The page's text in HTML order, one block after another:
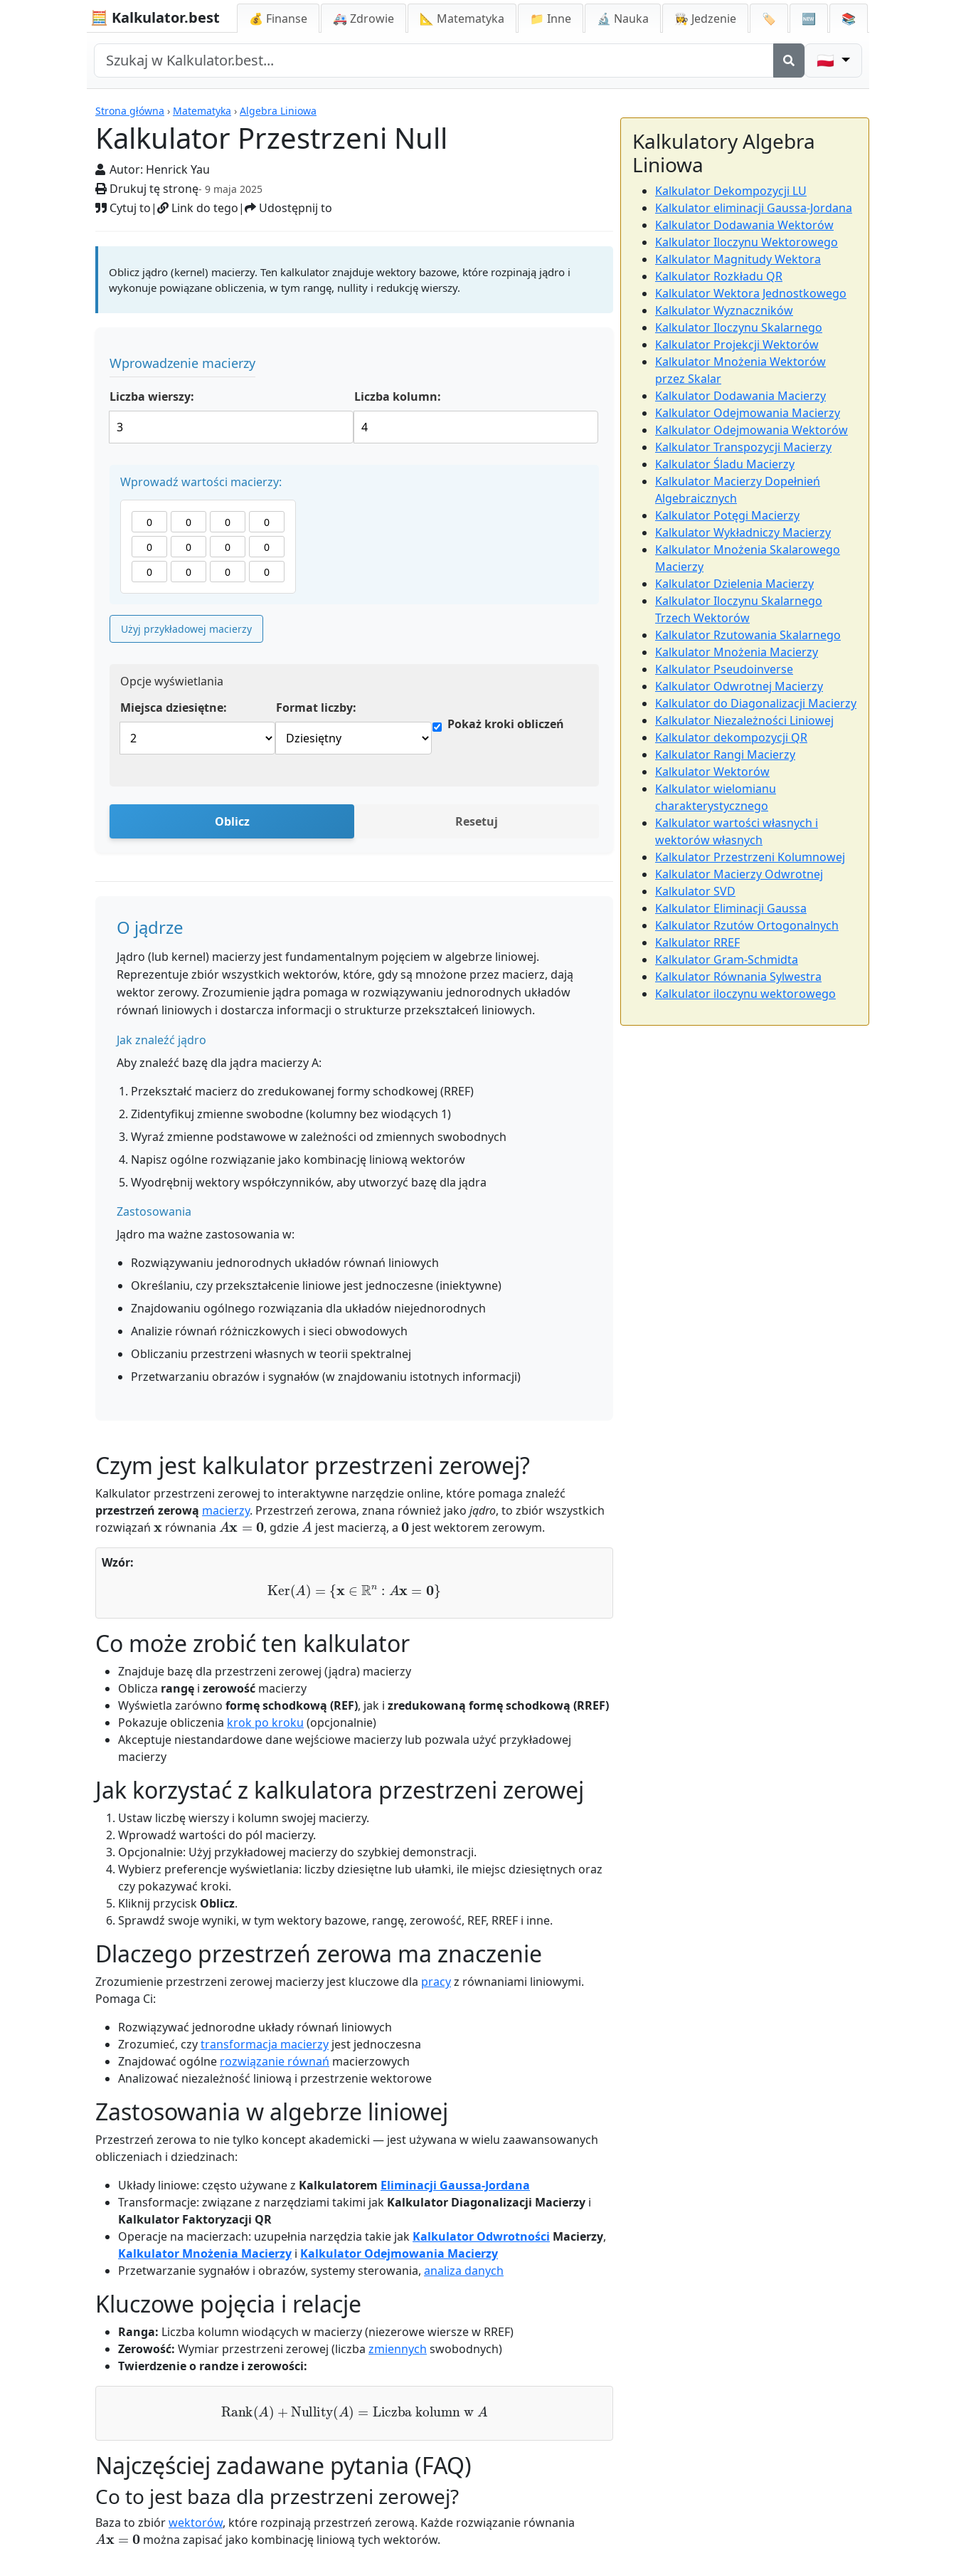
🧮 Kalkulator.best 💰 Finanse 🚑 Zdrowie 📐 Matematyka 📁 Inne 🔬 Nauka 👩‍🍳 Jedzenie 🏷️ 🆕 📚
🇵🇱
Strona główna › Matematyka › Algebra Liniowa
Kalkulator Przestrzeni Null
Autor: Henrick Yau
Drukuj tę stronę- 9 maja 2025
Cytuj to| Link do tego| Udostępnij to
Kalkulatory
Oblicz jądro (kernel) macierzy. Ten kalkulator znajduje wektory bazowe, które rozpinają jądro i
wykonuje powiązane obliczenia, w tym rangę, nullity i redukcję wierszy.
Wprowadzenie macierzy
Liczba wierszy: Liczba kolumn:
Wprowadź wartości macierzy:
Użyj przykładowej macierzy
Opcje wyświetlania
Miejsca dziesiętne:
Format liczby:
Pokaż kroki obliczeń
Oblicz Resetuj
O jądrze
Jądro (lub kernel) macierzy jest fundamentalnym pojęciem w algebrze liniowej.
Reprezentuje zbiór wszystkich wektorów, które, gdy są mnożone przez macierz, dają
wektor zerowy. Zrozumienie jądra pomaga w rozwiązywaniu jednorodnych układów
równań liniowych i dostarcza informacji o strukturze przekształceń liniowych.
Jak znaleźć jądro
Aby znaleźć bazę dla jądra macierzy A:
Przekształć macierz do zredukowanej formy schodkowej (RREF)
Zidentyfikuj zmienne swobodne (kolumny bez wiodących 1)
Wyraź zmienne podstawowe w zależności od zmiennych swobodnych
Napisz ogólne rozwiązanie jako kombinację liniową wektorów
Wyodrębnij wektory współczynników, aby utworzyć bazę dla jądra
Zastosowania
Jądro ma ważne zastosowania w:
Rozwiązywaniu jednorodnych układów równań liniowych
Określaniu, czy przekształcenie liniowe jest jednoczesne (iniektywne)
Znajdowaniu ogólnego rozwiązania dla układów niejednorodnych
Analizie równań różniczkowych i sieci obwodowych
Obliczaniu przestrzeni własnych w teorii spektralnej
Przetwarzaniu obrazów i sygnałów (w znajdowaniu istotnych informacji)
Czym jest kalkulator przestrzeni zerowej?
Kalkulator przestrzeni zerowej to interaktywne narzędzie online, które pomaga znaleźć
przestrzeń zerową macierzy. Przestrzeń zerowa, znana również jako jądro, to zbiór wszystkich
rozwiązań
x
równania
Ax=0
, gdzie
A
jest macierzą, a
0
jest wektorem zerowym.
Wzór:
Ker (A ={x ∈ Rn A x=0}
Co może zrobić ten kalkulator
Znajduje bazę dla przestrzeni zerowej (jądra) macierzy
Oblicza rangę i zerowość macierzy
Wyświetla zarówno formę schodkową (REF), jak i zredukowaną formę schodkową (RREF)
Pokazuje obliczenia krok po kroku (opcjonalnie)
Akceptuje niestandardowe dane wejściowe macierzy lub pozwala użyć przykładowej
macierzy
Jak korzystać z kalkulatora przestrzeni zerowej
Ustaw liczbę wierszy i kolumn swojej macierzy.
Wprowadź wartości do pól macierzy.
Opcjonalnie: Użyj przykładowej macierzy do szybkiej demonstracji.
Wybierz preferencje wyświetlania: liczby dziesiętne lub ułamki, ile miejsc dziesiętnych oraz
czy pokazywać kroki.
Kliknij przycisk Oblicz.
Sprawdź swoje wyniki, w tym wektory bazowe, rangę, zerowość, REF, RREF i inne.
Dlaczego przestrzeń zerowa ma znaczenie
Zrozumienie przestrzeni zerowej macierzy jest kluczowe dla pracyz równaniami liniowymi.
Pomaga Ci:
Rozwiązywać jednorodne układy równań liniowych
Zrozumieć, czytransformacja macierzy jest jednoczesna
Znajdować ogólne rozwiązanie równań macierzowych
Analizować niezależność liniową i przestrzenie wektorowe
Zastosowania w algebrze liniowej
Przestrzeń zerowa to nie tylko koncept akademicki — jest używana w wielu zaawansowanych
obliczeniach i dziedzinach:
Układy liniowe: często używane z Kalkulatorem Eliminacji Gaussa-Jordana
Transformacje: związane z narzędziami takimi jak Kalkulator Diagonalizacji Macierzy i
Kalkulator Faktoryzacji QR
Operacje na macierzach: uzupełnia narzędzia takie jak Kalkulator Odwrotności Macierzy,
Kalkulator Mnożenia Macierzy i Kalkulator Odejmowania Macierzy
Przetwarzanie sygnałów i obrazów, systemy sterowania, analiza danych
Kluczowe pojęcia i relacje
Ranga: Liczba kolumn wiodących w macierzy (niezerowe wiersze w RREF)
Zerowość: Wymiar przestrzeni zerowej (liczba zmiennych swobodnych)
Twierdzenie o randze i zerowości:
Rank(A + Nullity(A)= Liczba kolumn wA
Najczęściej zadawane pytania (FAQ)
Co to jest baza dla przestrzeni zerowej?
Baza to zbiórwektorów, które rozpinają przestrzeń zerową. Każde rozwiązanie równania
Ax=0
można zapisać jako kombinację liniową tych wektorów.
Kalkulatory Algebra
Liniowa
Kalkulator Dekompozycji LU
Kalkulator eliminacji Gaussa-Jordana
Kalkulator Dodawania Wektorów
Kalkulator Iloczynu Wektorowego
Kalkulator Magnitudy Wektora
Kalkulator Rozkładu QR
Kalkulator Wektora Jednostkowego
Kalkulator Wyznaczników
Kalkulator Iloczynu Skalarnego
Kalkulator Projekcji Wektorów
Kalkulator Mnożenia Wektorów
przez Skalar
Kalkulator Dodawania Macierzy
Kalkulator Odejmowania Macierzy
Kalkulator Odejmowania Wektorów
Kalkulator Transpozycji Macierzy
Kalkulator Śladu Macierzy
Kalkulator Macierzy Dopełnień
Algebraicznych
Kalkulator Potęgi Macierzy
Kalkulator Wykładniczy Macierzy
Kalkulator Mnożenia Skalarowego
Macierzy
Kalkulator Dzielenia Macierzy
Kalkulator Iloczynu Skalarnego
Trzech Wektorów
Kalkulator Rzutowania Skalarnego
Kalkulator Mnożenia Macierzy
Kalkulator Pseudoinverse
Kalkulator Odwrotnej Macierzy
Kalkulator do Diagonalizacji Macierzy
Kalkulator Niezależności Liniowej
Kalkulator dekompozycji QR
Kalkulator Rangi Macierzy
Kalkulator Wektorów
Kalkulator wielomianu
charakterystycznego
Kalkulator wartości własnych i
wektorów własnych
Kalkulator Przestrzeni Kolumnowej
Kalkulator Macierzy Odwrotnej
Kalkulator SVD
Kalkulator Eliminacji Gaussa
Kalkulator Rzutów Ortogonalnych
Kalkulator RREF
Kalkulator Gram-Schmidta
Kalkulator Równania Sylwestra
Kalkulator iloczynu wektorowego